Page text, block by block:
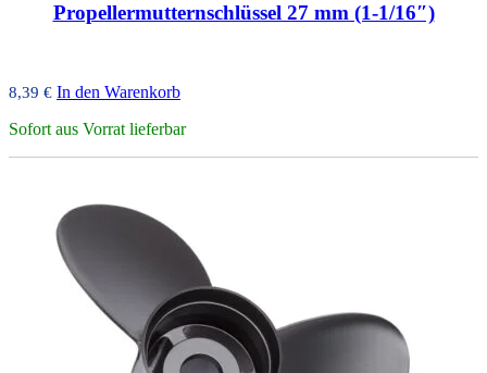
Propellermutternschlüssel 27 mm (1-1/16″)
8,39 € In den Warenkorb
Sofort aus Vorrat lieferbar